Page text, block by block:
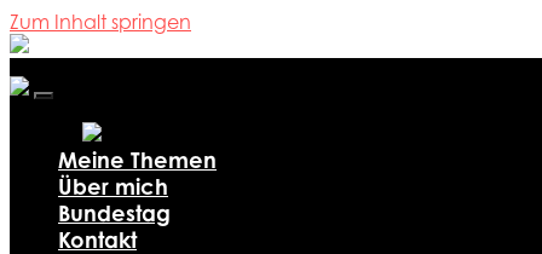
Zum Inhalt springen
Ali
Dailami
Mobile-
ein-/ausblenden
Meine Themen
Über mich
Bundestag
Kontakt